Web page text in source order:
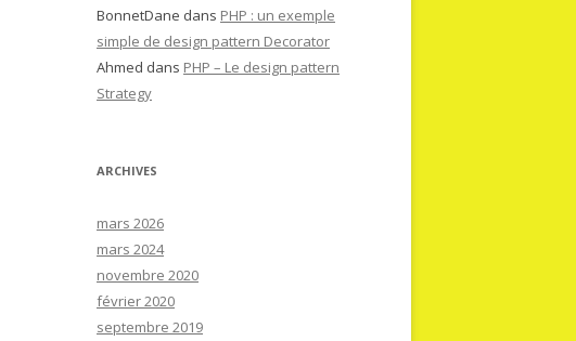
BonnetDane dans PHP : un exemple
simple de design pattern Decorator
Ahmed dans PHP – Le design pattern
Strategy
ARCHIVES
mars 2026
mars 2024
novembre 2020
février 2020
septembre 2019